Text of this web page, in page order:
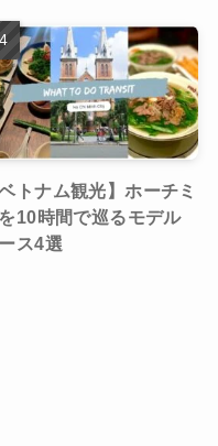
ベトナム観光】ホーチミ
10時間で巡るモデル
ス4選